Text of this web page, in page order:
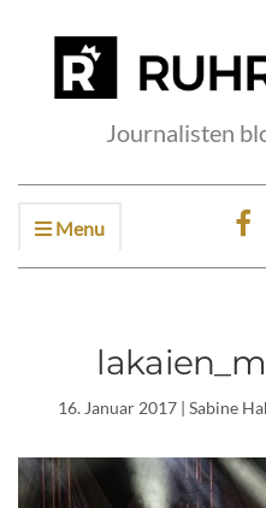
Journalisten
Menu
16. Januar 2017 | Sabine